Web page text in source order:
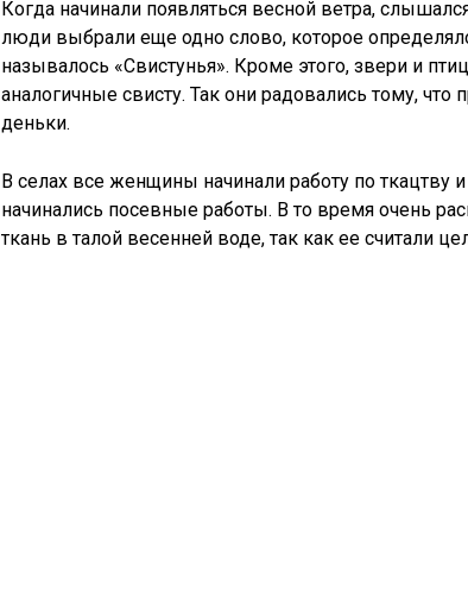
Когда начинали появляться весной ветра,
люди выбрали еще одно слово, которое
называлось «Свистунья». Кроме этого, звери и
аналогичные свисту. Так они радовались тому,
деньки.
В селах все женщины начинали работу по ткацтву
начинались посевные работы. В то время очень
ткань в талой весенней воде, так как ее считали